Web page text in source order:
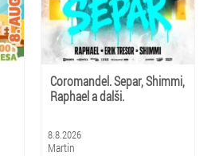
Coromandel. Separ, Shimmi,
Raphael a dalši.
8.8.2026
Martin